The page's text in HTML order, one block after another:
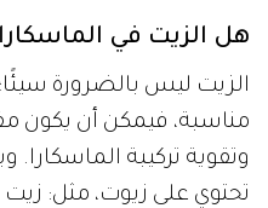
هل الزيت في
الزيت ليس بالضرورة
مناسبة، فيمكن أن يكون
وتقوية تركيبة الماسكارا.
تحتوي على زيوت، مثل: زيت